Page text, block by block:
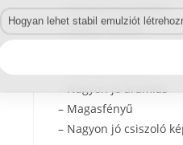
–Könnyen kezelhető
–Magas hozam
Kiváló lefedettség a
Nagyon jó áramlás
– Magasfényű
– Nagyon jó csiszoló
Hogyan lehet stabil emulziót